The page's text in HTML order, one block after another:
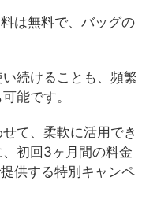
は無料で、バッグの
続けることも、頻繁
能です。
て、柔軟に活用でき
初回3ヶ月間の料金
供する特別キャンペ